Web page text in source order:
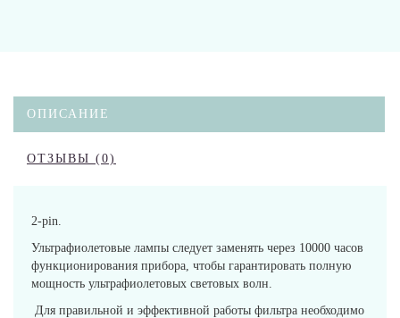
ОПИСАНИЕ
ОТЗЫВЫ (0)
2-pin.
Ультрафиолетовые лампы следует заменять через 10000 часов
функционирования прибора, чтобы гарантировать полную
мощность ультрафиолетовых световых волн.
Для правильной и эффективной работы фильтра необходимо